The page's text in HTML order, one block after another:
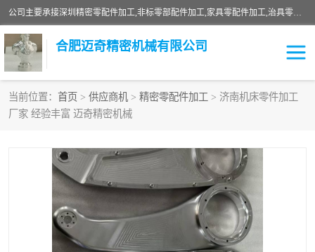
公司主要承接深圳精密零配件加工,非标零部配件加工,家具零配件加工,治具零配件加工,安徽精密零配件加工等各种各种精密机械加工，欢迎来来电咨询！
合肥迈奇精密机械有限公司
当前位置： 首页 > 供应商机 > 精密零配件加工 > 济南机床零件加工
厂家 经验丰富 迈奇精密机械
铣床加工
机器人零件加工 绝缘材料加工
家具零配件加工 数控精密机加工
零部件机加工 机床零件加工